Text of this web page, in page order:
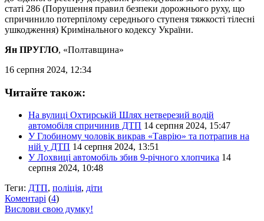
статі 286 (Порушення правил безпеки дорожнього руху, що
спричинило потерпілому середнього ступеня тяжкості тілесні
ушкодження) Кримінального кодексу України.
Ян ПРУГЛО, «Полтавщина»
16 серпня 2024, 12:34
Читайте також:
На вулиці Охтирській Шлях нетверезий водій
автомобіля спричинив ДТП 14 серпня 2024, 15:47
У Глобиному чоловік викрав «Таврію» та потрапив на
ній у ДТП 14 серпня 2024, 13:51
У Лохвиці автомобіль збив 9-річного хлопчика 14
серпня 2024, 10:48
Теги: ДТП, поліція, діти
Коментарі (4)
Вислови свою думку!